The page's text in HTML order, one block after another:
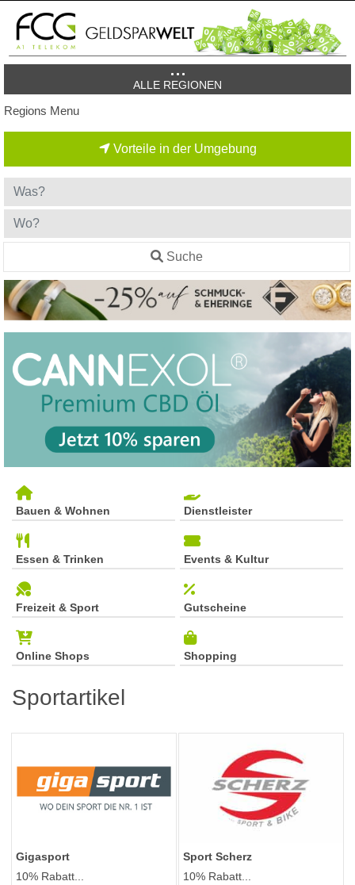
ALLE REGIONEN
Regions Menu
Vorteile in der Umgebung
Suche
Bauen & Wohnen Dienstleister
Essen & Trinken Events & Kultur
Freizeit & Sport Gutscheine
Online Shops Shopping
Sportartikel
Gigasport
10% Rabatt...
Sport Scherz
10% Rabatt...